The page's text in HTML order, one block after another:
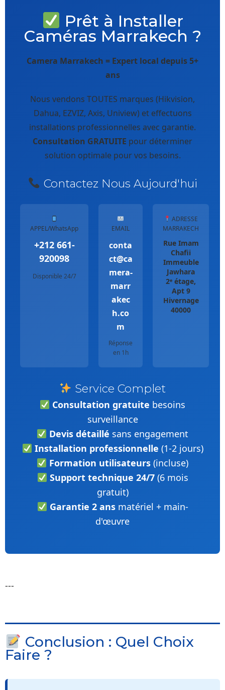
Prêt à Installer
Caméras Marrakech ?
Camera Marrakech = Expert local depuis 5+
ans
Nous vendons TOUTES marques (Hikvision,
Dahua, EZVIZ, Axis, Uniview) et effectuons
installations professionnelles avec garantie.
Consultation GRATUITE pour déterminer
solution optimale pour vos besoins.
Contactez Nous Aujourd'hui
APPEL/WhatsApp
+212 661-
920098
Disponible 24/7
EMAIL
conta
ct@ca
mera-
marr
akec
h.co
m
Réponse
en 1h
ADRESSE
MARRAKECH
Rue Imam
Chafii
Immeuble
Jawhara
2ᵉ étage,
Apt 9
Hivernage
40000
Service Complet
Consultation gratuite besoins
surveillance
Devis détaillé sans engagement
Installation professionnelle (1-2 jours)
Formation utilisateurs (incluse)
Support technique 24/7(6 mois
gratuit)
Garantie 2 ansmatériel + main-
d'œuvre
---
Conclusion : Quel Choix
Faire ?